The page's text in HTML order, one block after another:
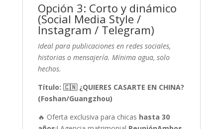
Opción 3: Corto y dinámico
(Social Media Style /
Instagram / Telegram)
Ideal para publicaciones en redes sociales,
historias o mensajería. Mínima agua, solo
hechos.
Título: 🇨🇳 ¿QUIERES CASARTE EN CHINA?
(Foshan/Guangzhou)
🔥 Oferta exclusiva para chicas hasta 30